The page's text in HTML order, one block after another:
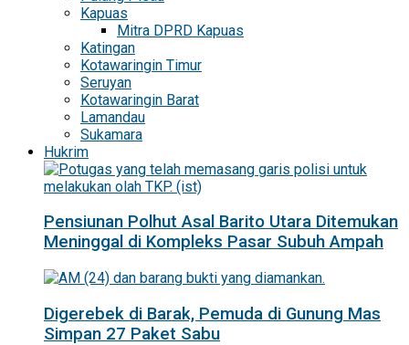
Kapuas
Mitra DPRD Kapuas
Katingan
Kotawaringin Timur
Seruyan
Kotawaringin Barat
Lamandau
Sukamara
Hukrim
Pensiunan Polhut Asal Barito Utara Ditemukan
Meninggal di Kompleks Pasar Subuh Ampah
Digerebek di Barak, Pemuda di Gunung Mas
Simpan 27 Paket Sabu